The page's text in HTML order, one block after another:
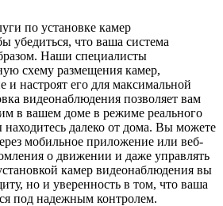
по установке камер
убедиться, что ваша система
Наши специалисты
схему размещения камер,
и настроят его для максимальной
видеонаблюдения позволяет вам
в вашем доме в режиме реального
далеко от дома. Вы можете
мобильное приложение или веб-
о движении и даже управлять
камер видеонаблюдения вы
но и уверенность в том, что ваша
под надежным контролем.